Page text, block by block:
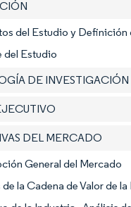
del Estudio y Definición
del Estudio
DE INVESTIGACIÓN
DEL MERCADO
General del Mercado
la Cadena de Valor de